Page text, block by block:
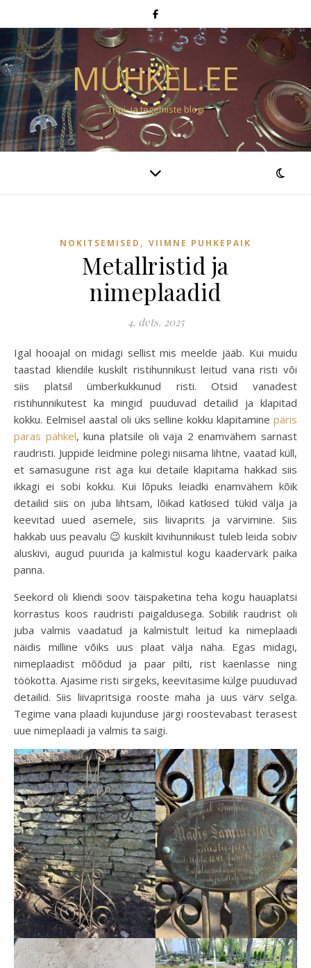
MUHKEL.EE
Tripi- ja tegemiste blogi
NOKITSEMISED , VIIMNE PUHKEPAIK
Metallristid ja
nimeplaadid
4. dets. 2025
Igal hooajal on midagi sellist mis meelde jääb. Kui muidu
taastad kliendile kuskilt ristihunnikust leitud vana risti või
siis platsil ümberkukkunud risti. Otsid vanadest
ristihunnikutest ka mingid puuduvad detailid ja klapitad
kokku. Eelmisel aastal oli üks selline kokku klapitamine päris
paras pähkel, kuna platsile oli vaja 2 enamvähem sarnast
raudristi. Juppide leidmine polegi niisama lihtne, vaatad küll,
et samasugune rist aga kui detaile klapitama hakkad siis
ikkagi ei sobi kokku. Kui lõpuks leiadki enamvähem kõik
detailid siis on juba lihtsam, lõikad katkised tükid välja ja
keevitad uued asemele, siis liivaprits ja värvimine. Siis
hakkab uus peavalu 😉 kuskilt kivihunnikust tuleb leida sobiv
aluskivi, augud puurida ja kalmistul kogu kaadervärk paika
panna.
Seekord oli kliendi soov täispaketina teha kogu hauaplatsi
korrastus koos raudristi paigaldusega. Sobilik raudrist oli
juba valmis vaadatud ja kalmistult leitud ka nimeplaadi
näidis milline võiks uus plaat välja näha. Egas midagi,
nimeplaadist mõõdud ja paar pilti, rist kaenlasse ning
töökotta. Ajasime risti sirgeks, keevitasime külge puuduvad
detailid. Siis liivapritsiga rooste maha ja uus värv selga.
Tegime vana plaadi kujunduse järgi roostevabast terasest
uue nimeplaadi ja valmis ta saigi.